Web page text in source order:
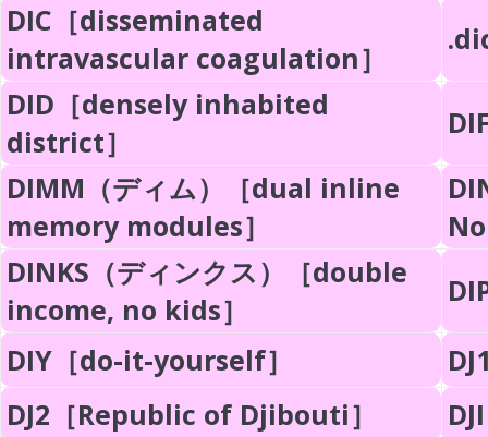
DIC［disseminated
intravascular coagulation］
DID［densely inhabited
district］
DIMM（ディム）［dual inline
memory modules］
DINKS（ディンクス）［double
income, no kids］
DIY［do-it-yourself］
DJ2［Republic of Djibouti］